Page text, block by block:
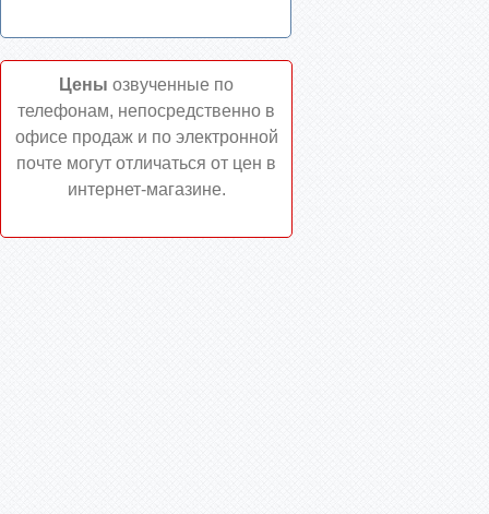
Цены озвученные по
телефонам, непосредственно в
офисе продаж и по электронной
почте могут отличаться от цен в
интернет-магазине.